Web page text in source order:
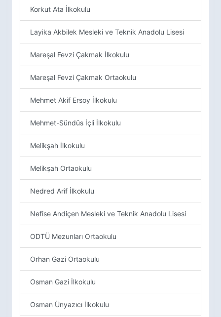
Korkut Ata İlkokulu
Layika Akbilek Mesleki ve Teknik Anadolu Lisesi
Mareşal Fevzi Çakmak İlkokulu
Mareşal Fevzi Çakmak Ortaokulu
Mehmet Akif Ersoy İlkokulu
Mehmet-Sündüs İçli İlkokulu
Melikşah İlkokulu
Melikşah Ortaokulu
Nedred Arif İlkokulu
Nefise Andiçen Mesleki ve Teknik Anadolu Lisesi
ODTÜ Mezunları Ortaokulu
Orhan Gazi Ortaokulu
Osman Gazi İlkokulu
Osman Ünyazıcı İlkokulu